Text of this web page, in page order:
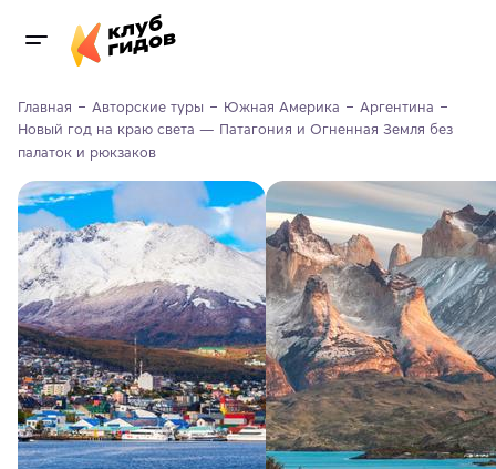
Главная Авторские туры Южная Америка
Аргентина
Новый год на краю света — Патагония и Огненная Земля без
палаток и рюкзаков